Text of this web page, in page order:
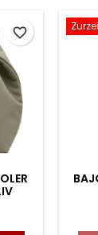
favorite_border